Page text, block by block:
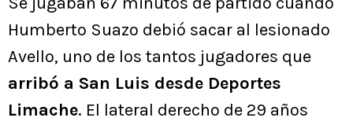
Humberto Suazo debió sacar al lesionado
Avello, uno de los tantos jugadores que
arribó a San Luis desde Deportes
Limache. El lateral derecho de 29 años